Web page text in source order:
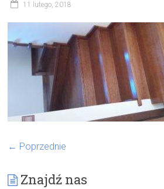
11 lutego, 2018
← Poprzednie
Znajdź nas